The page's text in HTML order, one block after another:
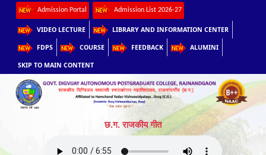
Admission Portal Admission List 2026-27
VIDEO LECTURE LIBRARY AND INFORMATION CENTER
FDPS COURSE FEEDBACK ALUMINI
SKIP TO MAIN CONTENT
छ.ग. राजकीय गीत